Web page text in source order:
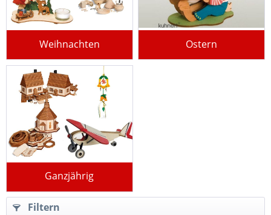
Weihnachten Ostern
Ganzjährig
Filtern